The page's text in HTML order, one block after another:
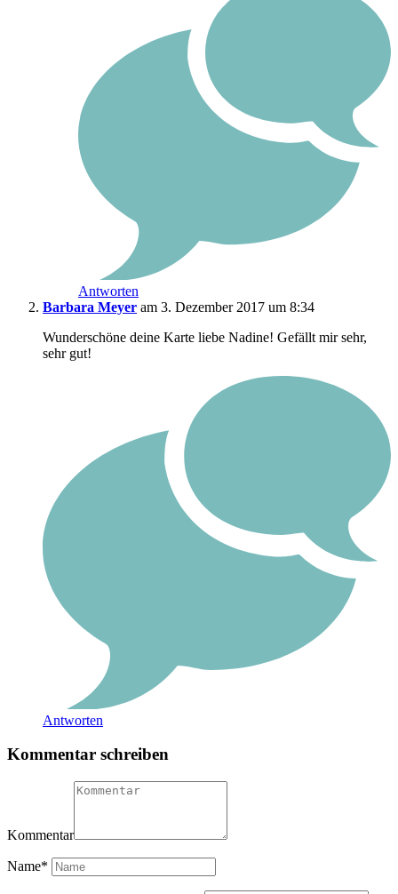
Antworten
Barbara Meyer am 3. Dezember 2017 um 8:34
Wunderschöne deine Karte liebe Nadine! Gefällt mir sehr,
sehr gut!
Antworten
Kommentar schreiben
Kommentar
Name*